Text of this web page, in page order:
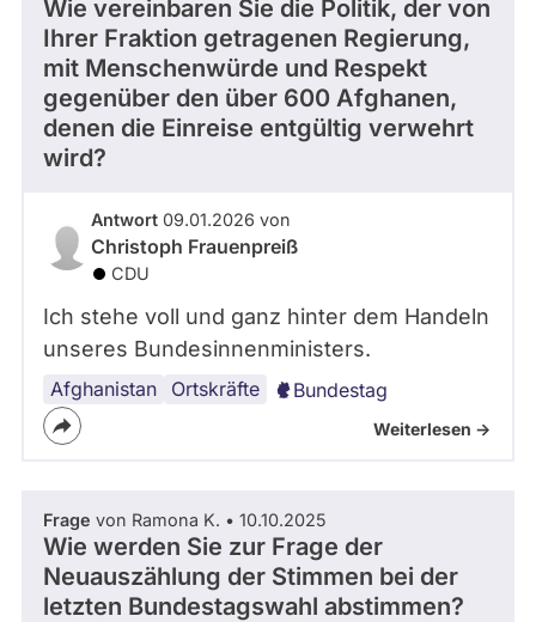
Wie vereinbaren Sie die Politik, der von
Ihrer Fraktion getragenen Regierung,
mit Menschenwürde und Respekt
gegenüber den über 600 Afghanen,
denen die Einreise entgültig verwehrt
wird?
Antwort 09.01.2026 von
Christoph Frauenpreiß
CDU
Ich stehe voll und ganz hinter dem Handeln
unseres Bundesinnenministers.
Afghanistan Ortskräfte Bundestag
Weiterlesen ->
Frage von Ramona K. • 10.10.2025
Wie werden Sie zur Frage der
Neuauszählung der Stimmen bei der
letzten Bundestagswahl abstimmen?